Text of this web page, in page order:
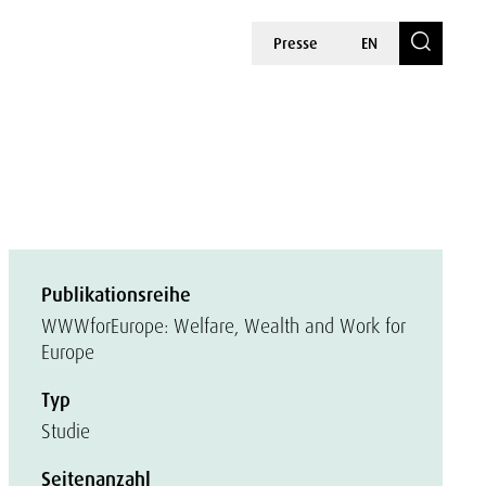
Presse EN
Publikationsreihe
WWWforEurope: Welfare, Wealth and Work for
Europe
Typ
Studie
Seitenanzahl